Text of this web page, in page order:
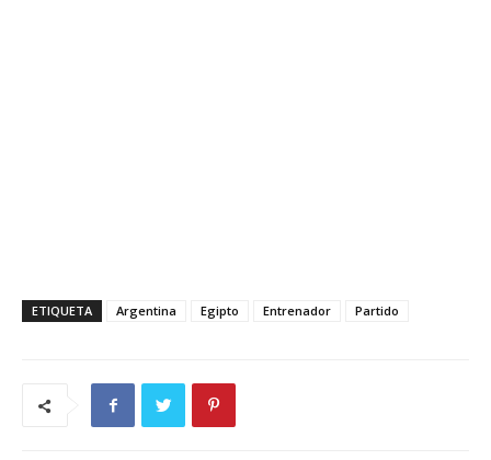
ETIQUETA Argentina Egipto Entrenador Partido